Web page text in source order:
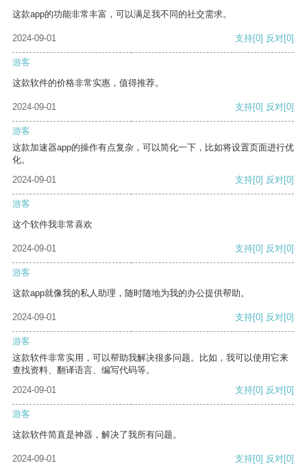
这款app的功能非常丰富，可以满足我不同的社交需求。
2024-09-01 支持[0] 反对[0]
游客
这款软件的价格非常实惠，值得推荐。
2024-09-01 支持[0] 反对[0]
游客
这款加速器app的操作有点复杂，可以简化一下，比如将设置页面进行优
化。
2024-09-01
支持[0] 反对[0]
游客
这个软件我非常喜欢
2024-09-01 支持[0] 反对[0]
游客
这款app就像我的私人助理，随时随地为我的办公提供帮助。
2024-09-01 支持[0] 反对[0]
游客
这款软件非常实用，可以帮助我解决很多问题。比如，我可以使用它来
查找资料、翻译语言、编写代码等。
2024-09-01
支持[0] 反对[0]
游客
这款软件简直是神器，解决了我所有问题。
2024-09-01 支持[0] 反对[0]